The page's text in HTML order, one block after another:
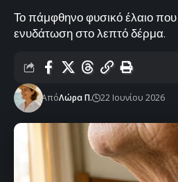
Το πάμφθηνο φυσικό έλαιο που
ενυδάτωση στο λεπτό δέρμα.
ΑπόΛώρα Π. 22 Ιουνίου 2026